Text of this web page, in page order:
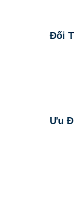
Đối
Ưu